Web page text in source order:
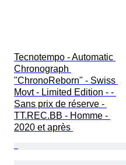
Tecnotempo - Automatic
Chronograph
"ChronoReborn" - Swiss
Movt - Limited Edition - -
Sans prix de réserve -
TT.REC.BB - Homme -
2020 et après